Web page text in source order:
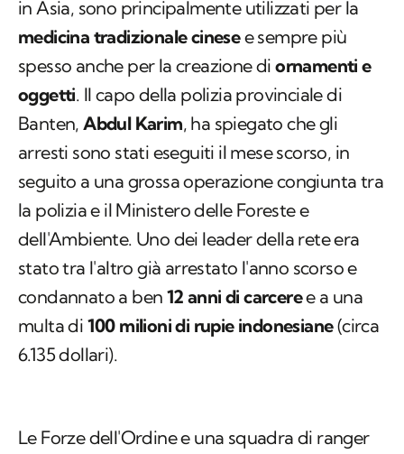
in Asia, sono principalmente utilizzati per la
medicina tradizionale cinesee sempre più
spesso anche per la creazione diornamenti e
oggetti. Il capo della polizia provinciale di
Banten,Abdul Karim, ha spiegato che gli
arresti sono stati eseguiti il mese scorso, in
seguito a una grossa operazione congiunta tra
la polizia e il Ministero delle Foreste e
dell'Ambiente. Uno dei leader della rete era
stato tra l'altro già arrestato l'anno scorso e
condannato a ben 12 anni di carceree a una
multa di 100 milioni di rupie indonesiane(circa
6.135 dollari).
Le Forze dell'Ordine e una squadra di ranger